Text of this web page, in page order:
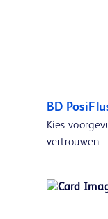
BD
Kies
vertrouwen